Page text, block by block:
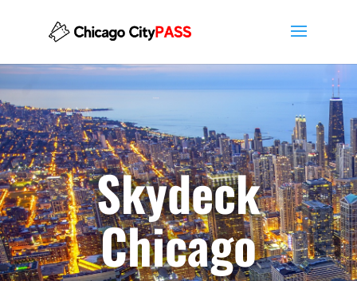
Skydeck
Chicago